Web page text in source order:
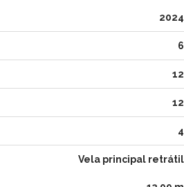
2024
6
12
12
4
Vela principal retrátil